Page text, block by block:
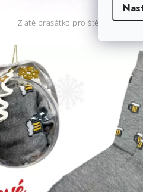
Zlaté prasátko pro štěstí 49,- Kč